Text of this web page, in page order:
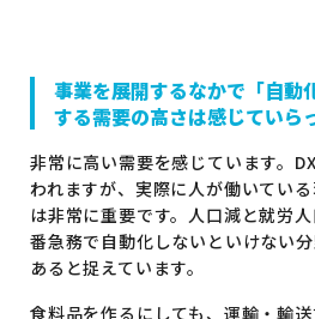
事業を展開するなかで「自動
する需要の高さは感じていら
非常に高い需要を感じています。
われますが、実際に人が働いてい
は非常に重要です。人口減と就労
番急務で自動化しないといけない
あると捉えています。
食料品を作るにしても、運輸・輸